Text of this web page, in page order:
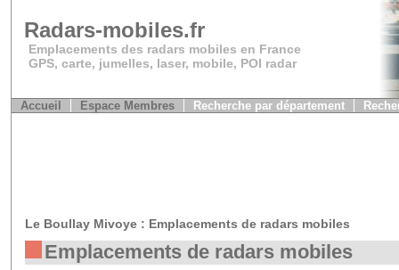
Radars-mobiles.fr
Emplacements des radars mobiles en France
GPS, carte, jumelles, laser, mobile, POI radar
Accueil Espace Membres Recherche par département
Le Boullay Mivoye : Emplacements de radars mobiles
Emplacements de radars mobiles